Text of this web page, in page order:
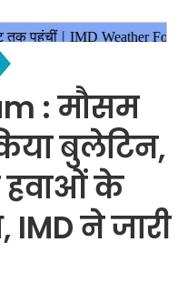
: मौसम
बुलेटिन,
हवाओं के
IMD ने जारी